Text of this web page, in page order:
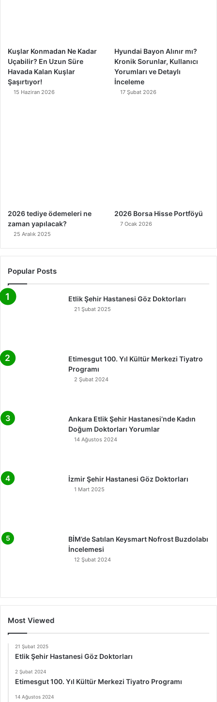
Kuşlar Konmadan Ne Kadar
Uçabilir? En Uzun Süre
Havada Kalan Kuşlar
Şaşırtıyor!
15 Haziran 2026
Hyundai Bayon Alınır mı?
Kronik Sorunlar, Kullanıcı
Yorumları ve Detaylı
İnceleme
17 Şubat 2026
2026 tediye ödemeleri ne
zaman yapılacak?
25 Aralık 2025
2026 Borsa Hisse Portföyü
7 Ocak 2026
Popular Posts
Etlik Şehir Hastanesi Göz Doktorları
21 Şubat 2025
Etimesgut 100. Yıl Kültür Merkezi Tiyatro
Programı
2 Şubat 2024
Ankara Etlik Şehir Hastanesi’nde Kadın
Doğum Doktorları Yorumlar
14 Ağustos 2024
İzmir Şehir Hastanesi Göz Doktorları
1 Mart 2025
BİM’de Satılan Keysmart Nofrost Buzdolabı
İncelemesi
12 Şubat 2024
Most Viewed
21 Şubat 2025
Etlik Şehir Hastanesi Göz Doktorları
2 Şubat 2024
Etimesgut 100. Yıl Kültür Merkezi Tiyatro Programı
14 Ağustos 2024